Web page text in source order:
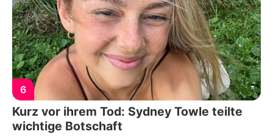
6
Kurz vor ihrem Tod: Sydney Towle teilte
wichtige Botschaft